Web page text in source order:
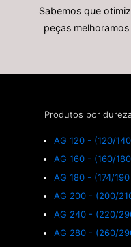
Sabemos que
peças
Produtos por
AG 120 - (120/
AG 160 - (160/
AG 180 - (174/
AG 200 - (200/
AG 240 - (220/
AG 280 - (260/